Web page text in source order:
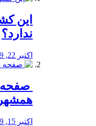
این
ندارد؟
اکتبر 22, 2019
اکتبر 15, 2019